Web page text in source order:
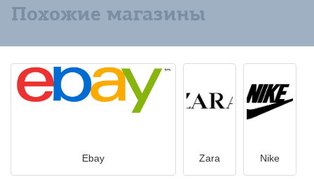
Похожие магазины
Ebay Zara Nike